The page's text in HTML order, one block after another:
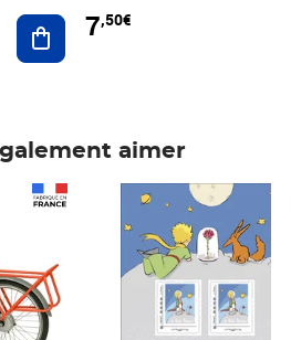
Ajouter au panier
7,50€
aimer
Prix 7,50€